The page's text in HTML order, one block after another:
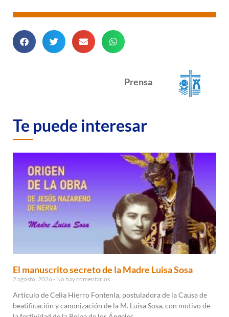
Prensa
Te puede interesar
El manuscrito secreto de la Madre Luisa Sosa
2 agosto, 2026 No hay comentarios
Artículo de Celia Hierro Fontenla, postuladora de la Causa de
beatificación y canonización de la M. Luisa Sosa, con motivo de